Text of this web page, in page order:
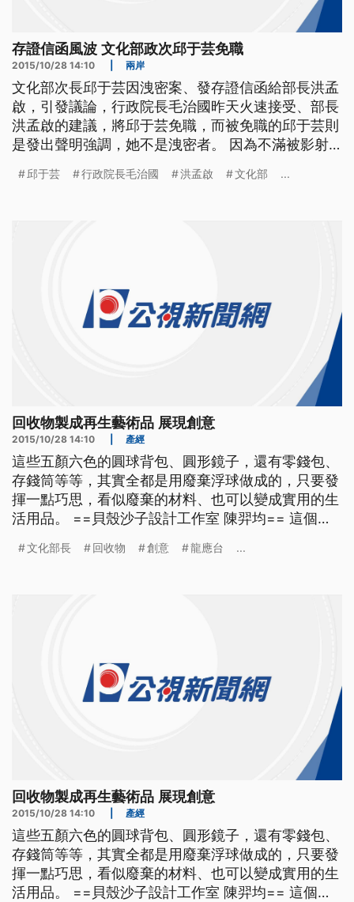
存證信函風波 文化部政次邱于芸免職
2015/10/28 14:10 兩岸
文化部次長邱于芸因洩密案、發存證信函給部長洪孟
啟，引發議論，行政院長毛治國昨天火速接受、部長
洪孟啟的建議，將邱于芸免職，而被免職的邱于芸則
是發出聲明強調，她不是洩密者。 因為不滿被影射
向部長洪孟啟寄出存證信函，讓整起事件愈演愈烈，
邱于芸 行政院長毛治國 洪孟啟 文化部 ...
回收物製成再生藝術品 展現創意
2015/10/28 14:10 產經
這些五顏六色的圓球背包、圓形鏡子，還有零錢包、
存錢筒等等，其實全都是用廢棄浮球做成的，只要發
揮一點巧思，看似廢棄的材料、也可以變成實用的生
活用品。 ==貝殼沙子設計工作室 陳羿均== 這個是
舊的 所以它完全沒有上過顏色 它就是這樣子 還有這
文化部長 回收物 創意 龍應台 ...
回收物製成再生藝術品 展現創意
2015/10/28 14:10 產經
這些五顏六色的圓球背包、圓形鏡子，還有零錢包、
存錢筒等等，其實全都是用廢棄浮球做成的，只要發
揮一點巧思，看似廢棄的材料、也可以變成實用的生
活用品。 ==貝殼沙子設計工作室 陳羿均== 這個是